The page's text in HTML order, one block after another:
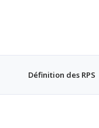
Définition des RPS